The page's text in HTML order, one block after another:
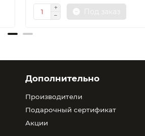
Дополнительно
Производители
Подарочный сертификат
Акции